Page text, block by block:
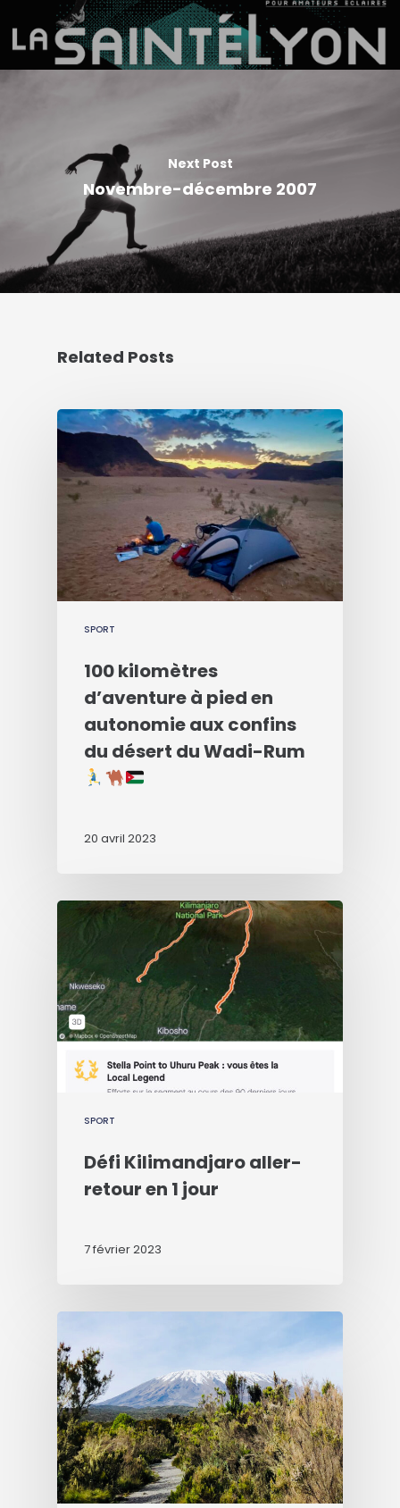
Next Post
Novembre-décembre 2007
Related Posts
SPORT
100 kilomètres
d’aventure à pied en
autonomie aux confins
du désert du Wadi-Rum
20 avril 2023
SPORT
Défi Kilimandjaro aller-
retour en 1 jour
7 février 2023